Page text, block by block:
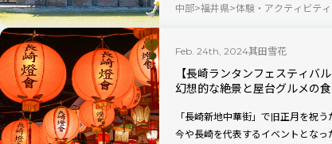
観光スポットを紹介します。
中部 福井県 体験・アクティビティ
Feb. 24th, 2024其田雪花
【長崎ランタンフェスティバ
幻想的な絶景と屋台グルメの
「長崎新地中華街」で旧正月を祝
今や長崎を代表するイベントとな